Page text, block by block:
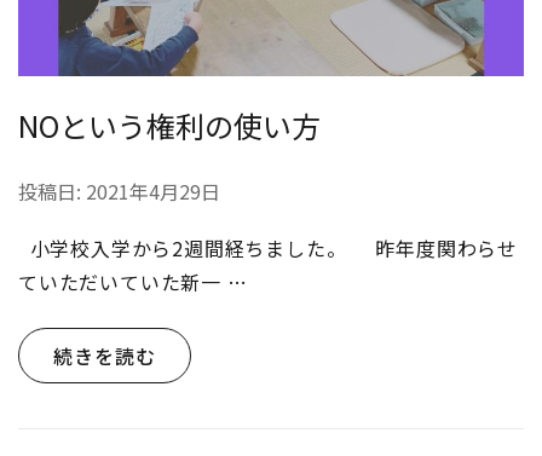
NOという権利の使い方
投稿日: 2021年4月29日
小学校入学から2週間経ちました。 昨年度関わらせ
ていただいていた新一 …
続きを読む